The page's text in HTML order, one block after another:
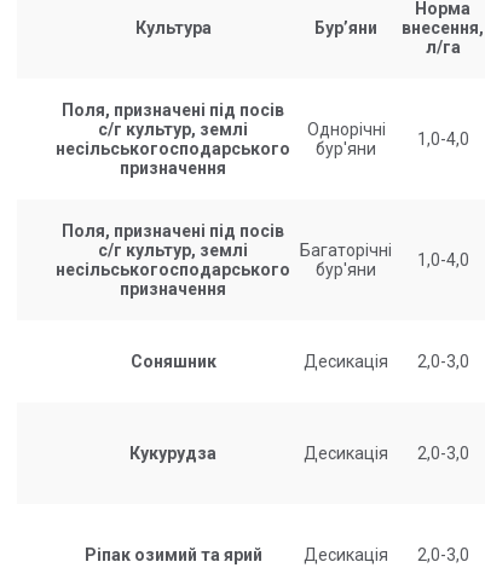
Культура Бур’яни
Норма
внесення,
л/га
Поля, призначені під посів
с/г культур, землі
несільськогосподарського
призначення
Однорічні
бур'яни
1,0-4,0
Поля, призначені під посів
с/г культур, землі
несільськогосподарського
призначення
Багаторічні
бур'яни
1,0-4,0
Соняшник Десикація 2,0-3,0
Кукурудза Десикація 2,0-3,0
Ріпак озимий та ярий Десикація 2,0-3,0